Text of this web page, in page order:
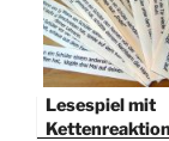
Lesespiel mit
Kettenreaktion